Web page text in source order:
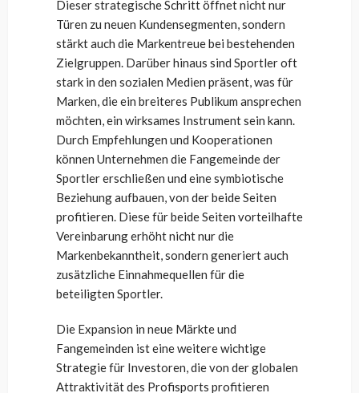
Dieser strategische Schritt öffnet nicht nur
Türen zu neuen Kundensegmenten, sondern
stärkt auch die Markentreue bei bestehenden
Zielgruppen. Darüber hinaus sind Sportler oft
stark in den sozialen Medien präsent, was für
Marken, die ein breiteres Publikum ansprechen
möchten, ein wirksames Instrument sein kann.
Durch Empfehlungen und Kooperationen
können Unternehmen die Fangemeinde der
Sportler erschließen und eine symbiotische
Beziehung aufbauen, von der beide Seiten
profitieren. Diese für beide Seiten vorteilhafte
Vereinbarung erhöht nicht nur die
Markenbekanntheit, sondern generiert auch
zusätzliche Einnahmequellen für die
beteiligten Sportler.
Die Expansion in neue Märkte und
Fangemeinden ist eine weitere wichtige
Strategie für Investoren, die von der globalen
Attraktivität des Profisports profitieren